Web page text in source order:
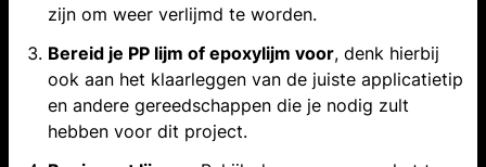
zijn om weer verlijmd te worden.
Bereid je PP lijm of epoxylijm voor, denk hierbij
ook aan het klaarleggen van de juiste applicatietip
en andere gereedschappen die je nodig zult
hebben voor dit project.